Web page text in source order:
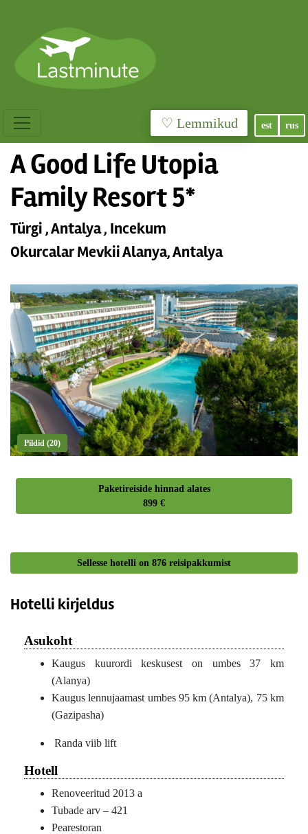
♡ Lemmikud est rus
A Good Life Utopia
Family Resort 5*
Türgi , Antalya , Incekum
Okurcalar Mevkii Alanya, Antalya
Pildid (20)
Paketireiside hinnad alates
899 €
Sellesse hotelli on 876 reisipakkumist
Hotelli kirjeldus
Asukoht
Kaugus kuurordi keskusest on umbes 37 km
(Alanya)
Kaugus lennujaamast umbes 95 km (Antalya), 75 km
(Gazipasha)
Randa viib lift
Hotell
Renoveeritud 2013 a
Tubade arv – 421
Pearestoran